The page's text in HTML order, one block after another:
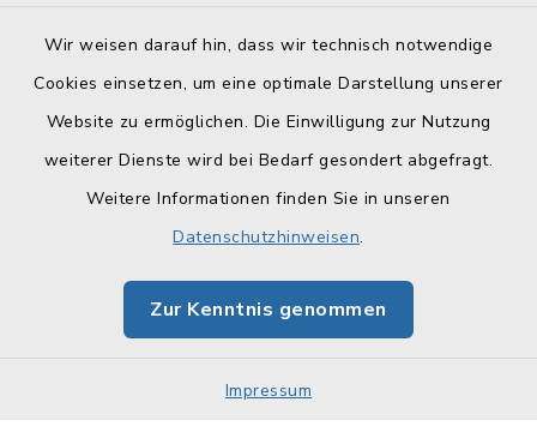
Wir weisen darauf hin, dass wir technisch notwendige
Cookies einsetzen, um eine optimale Darstellung unserer
Website zu ermöglichen. Die Einwilligung zur Nutzung
weiterer Dienste wird bei Bedarf gesondert abgefragt.
Weitere Informationen finden Sie in unseren
Datenschutzhinweisen.
Zur Kenntnis genommen
Impressum
Barrierefreiheit
Sitemap